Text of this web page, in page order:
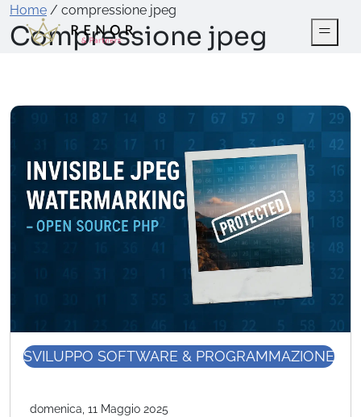
Home / compressione jpeg
Compressione jpeg
SVILUPPO SOFTWARE & PROGRAMMAZIONE
domenica, 11 Maggio 2025